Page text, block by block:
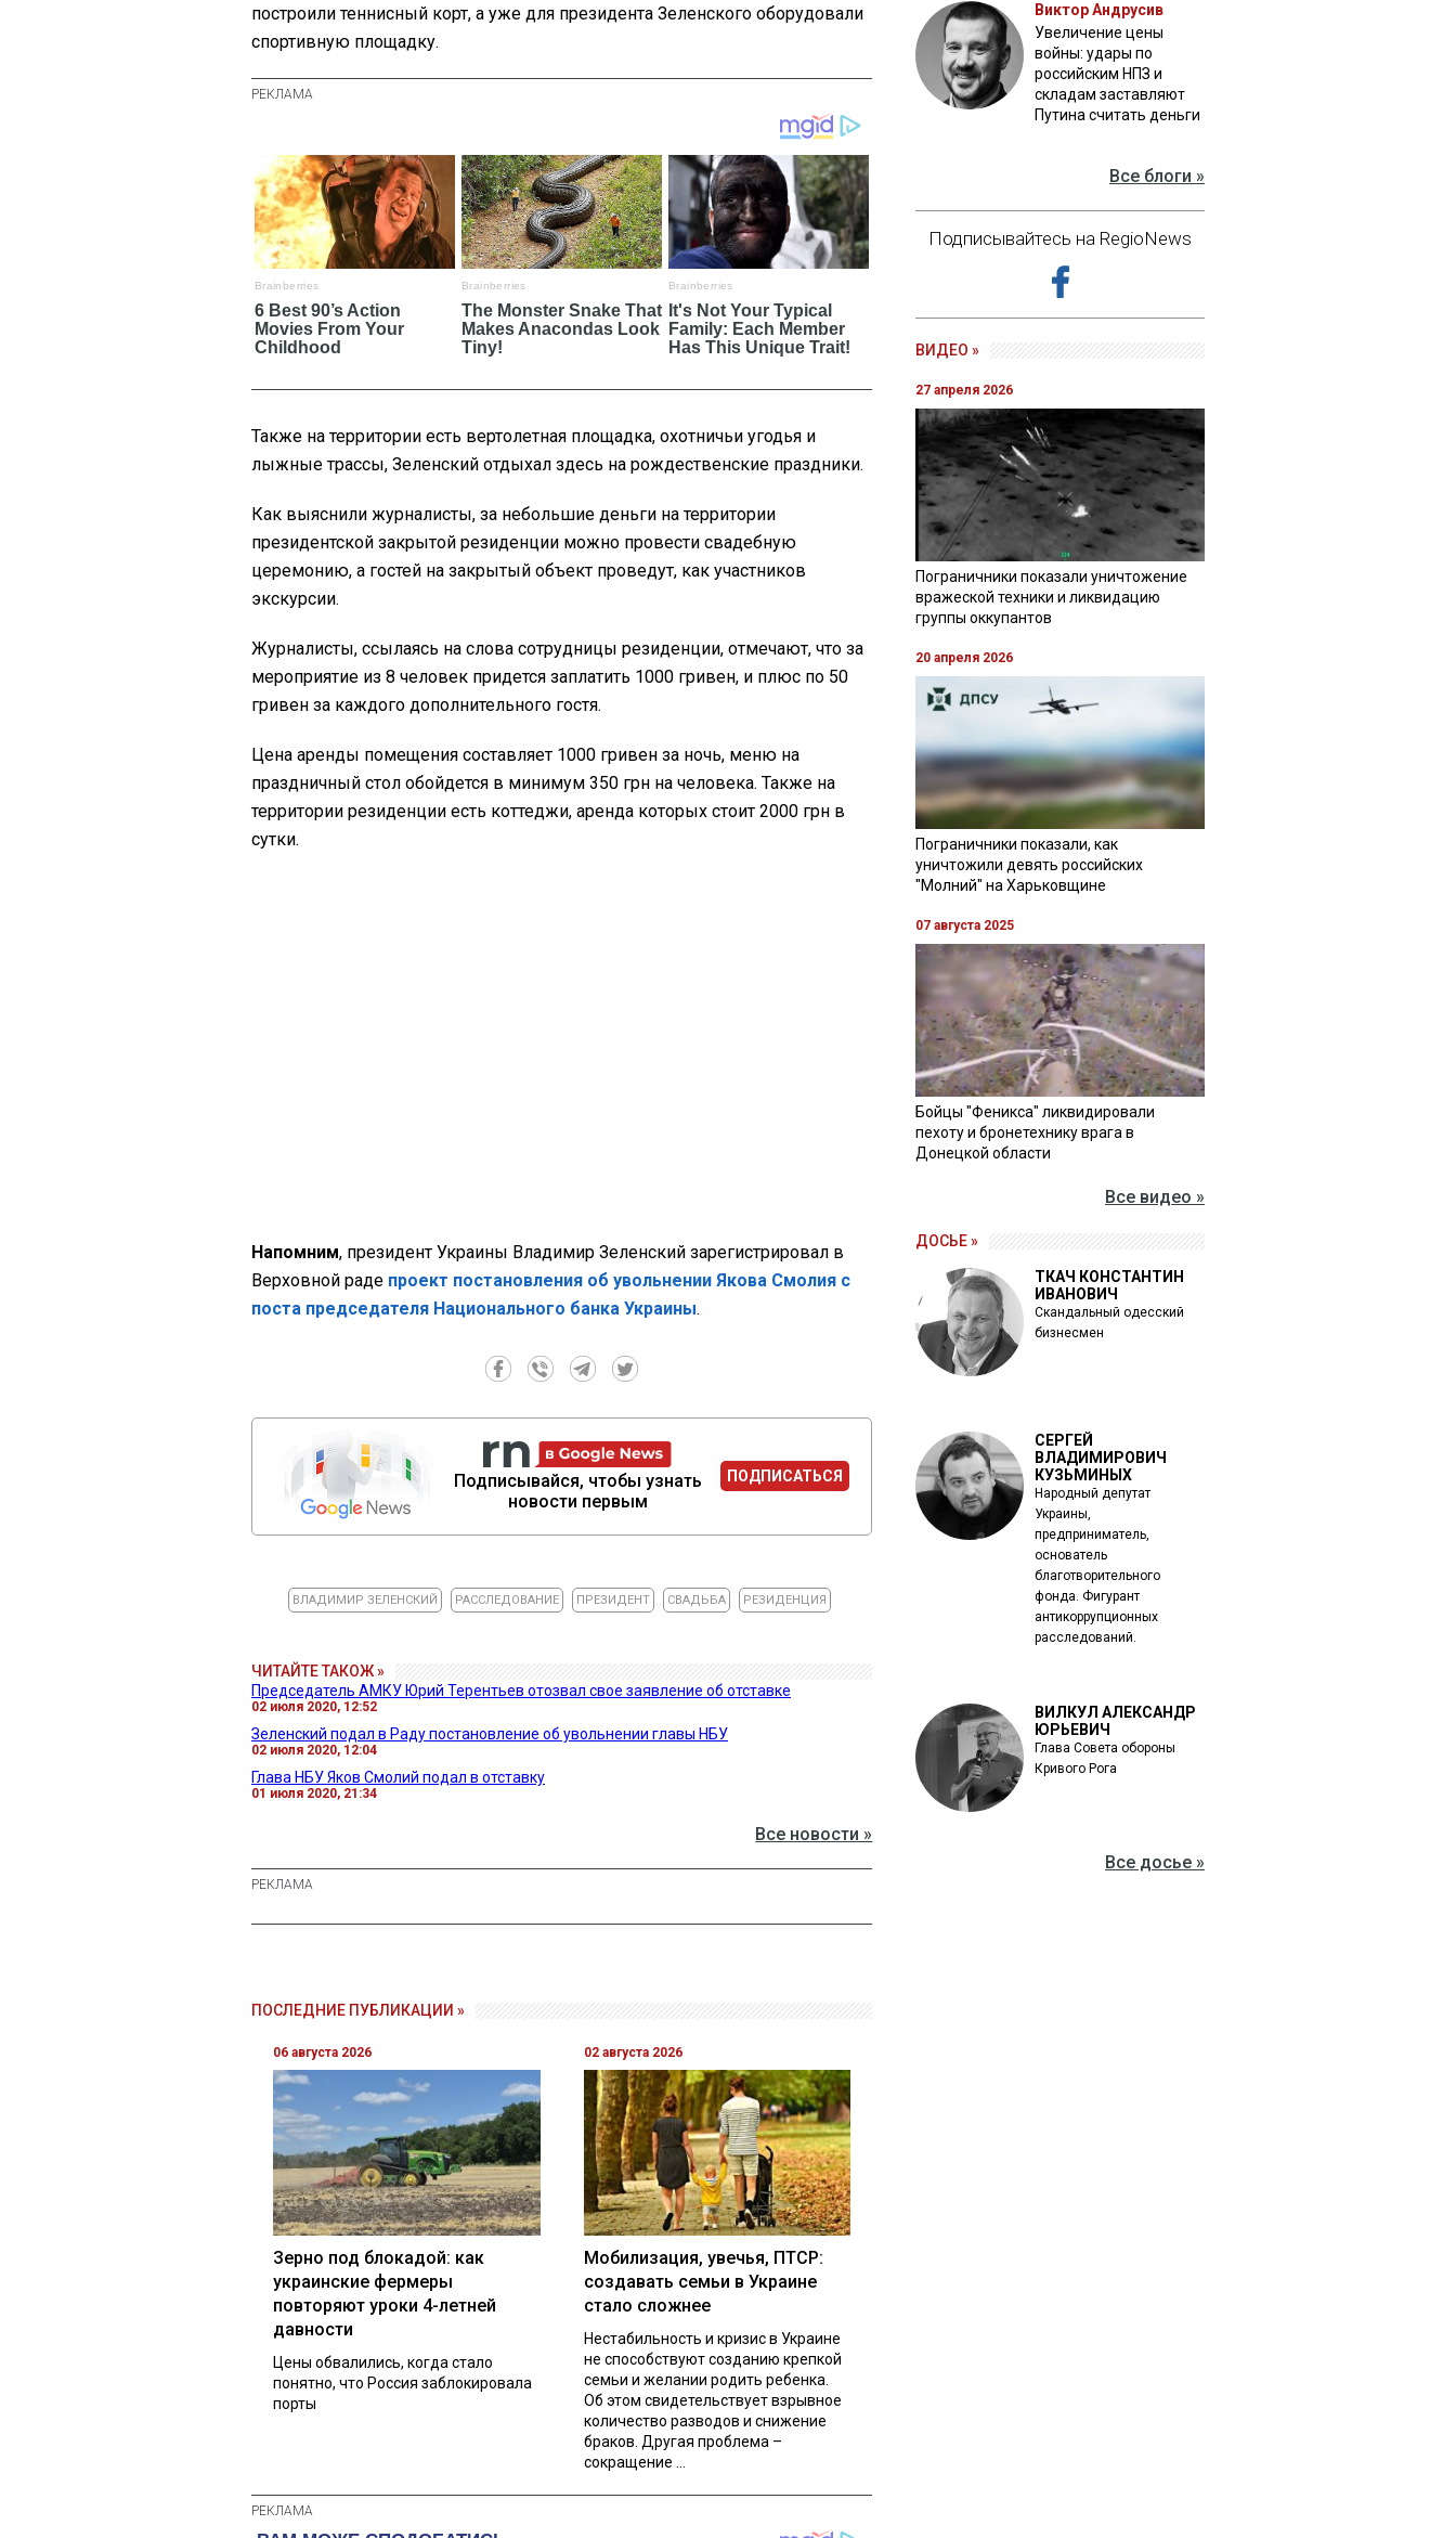
построили теннисный корт, а уже для президента Зеленского оборудовали
спортивную площадку.
Также на территории есть вертолетная площадка, охотничьи угодья и
лыжные трассы, Зеленский отдыхал здесь на рождественские праздники.
Как выяснили журналисты, за небольшие деньги на территории
президентской закрытой резиденции можно провести свадебную
церемонию, а гостей на закрытый объект проведут, как участников
экскурсии.
Журналисты, ссылаясь на слова сотрудницы резиденции, отмечают, что за
мероприятие из 8 человек придется заплатить 1000 гривен, и плюс по 50
гривен за каждого дополнительного гостя.
Цена аренды помещения составляет 1000 гривен за ночь, меню на
праздничный стол обойдется в минимум 350 грн на человека. Также на
территории резиденции есть коттеджи, аренда которых стоит 2000 грн в
сутки.
Напомним, президент Украины Владимир Зеленский зарегистрировал в
Верховной раде проект постановления об увольнении Якова Смолия с
поста председателя Национального банка Украины.
Подписывайся, чтобы узнать
новости первым
ПОДПИСАТЬСЯ
ВЛАДИМИР ЗЕЛЕНСКИЙ РАССЛЕДОВАНИЕ ПРЕЗИДЕНТ СВАДЬБА РЕЗИДЕНЦИЯ
ЧИТАЙТЕ ТАКОЖ »
Председатель АМКУ Юрий Терентьев отозвал свое заявление об отставке
02 июля 2020, 12:52
Зеленский подал в Раду постановление об увольнении главы НБУ
02 июля 2020, 12:04
Глава НБУ Яков Смолий подал в отставку
01 июля 2020, 21:34
Все новости »
ПОСЛЕДНИЕ ПУБЛИКАЦИИ »
06 августа 2026
Зерно под блокадой: как
украинские фермеры
повторяют уроки 4-летней
давности
Цены обвалились, когда стало
понятно, что Россия заблокировала
порты
02 августа 2026
Мобилизация, увечья, ПТСР:
создавать семьи в Украине
стало сложнее
Нестабильность и кризис в Украине
не способствуют созданию крепкой
семьи и желании родить ребенка.
Об этом свидетельствует взрывное
количество разводов и снижение
браков. Другая проблема –
сокращение ...
Виктор Андрусив
Увеличение цены
войны: удары по
российским НПЗ и
складам заставляют
Путина считать деньги
Все блоги »
Подписывайтесь на RegioNews
ВИДЕО »
27 апреля 2026
Пограничники показали уничтожение
вражеской техники и ликвидацию
группы оккупантов
20 апреля 2026
Пограничники показали, как
уничтожили девять российских
"Молний" на Харьковщине
07 августа 2025
Бойцы "Феникса" ликвидировали
пехоту и бронетехнику врага в
Донецкой области
Все видео »
ДОСЬЕ »
ТКАЧ КОНСТАНТИН
ИВАНОВИЧ
Скандальный одесский
бизнесмен
СЕРГЕЙ
ВЛАДИМИРОВИЧ
КУЗЬМИНЫХ
Народный депутат
Украины,
предприниматель,
основатель
благотворительного
фонда. Фигурант
антикоррупционных
расследований.
ВИЛКУЛ АЛЕКСАНДР
ЮРЬЕВИЧ
Глава Совета обороны
Кривого Рога
Все досье »